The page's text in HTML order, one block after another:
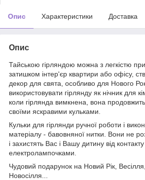
Опис Характеристики Доставка
Опис
Тайською гірляндою можна з легкістю
затишком інтер'єр квартири або офісу,
декор для свята, особливо для Нового
використовувати гірлянду як нічник для
коли гірлянда вимкнена, вона
своїми яскравими кульками.
Кульки для гірлянди ручної роботи і
матеріалу - бавовняної нитки. Вони не
і захистять Вас і Вашу дитину від контакту
електролампочками.
Чудовий подарунок на Новий Рік,
Новосілля...